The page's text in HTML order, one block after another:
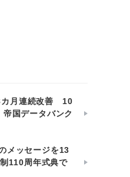
カ月連続改善 10
国データバンク
メッセージを13
110周年式典で